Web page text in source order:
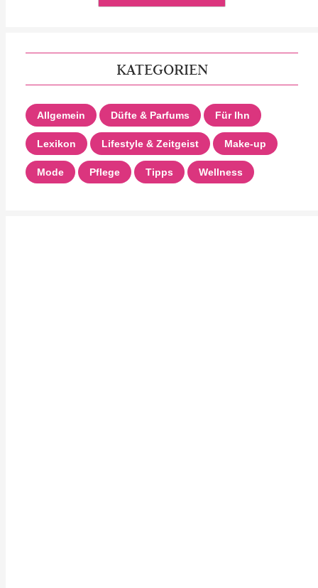
KATEGORIEN
Allgemein Düfte & Parfums Für Ihn
Lexikon Lifestyle & Zeitgeist Make-up
Mode Pflege Tipps Wellness